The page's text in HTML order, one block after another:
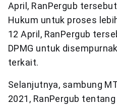
April, RanPergub
Hukum untuk proses
12 April, RanPergub
DPMG untuk
terkait.
Selanjutnya, sambung
2021, RanPergub